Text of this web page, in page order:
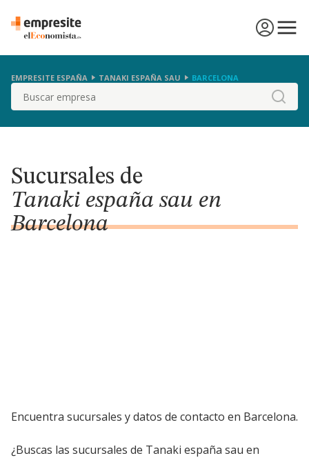
EMPRESITE ESPAÑA TANAKI ESPAÑA SAU BARCELONA
Buscar
Sucursales de
Tanaki españa sau en
Barcelona
Encuentra sucursales y datos de contacto en Barcelona.
¿Buscas las sucursales de Tanaki españa sau en